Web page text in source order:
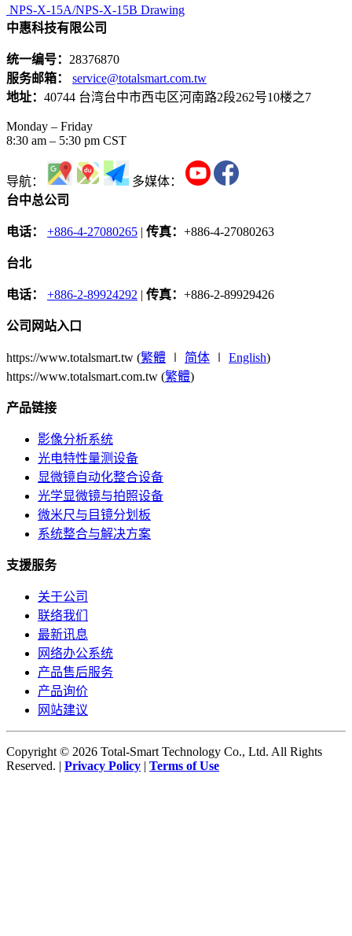
NPS-X-15A/NPS-X-15B Drawing
中惠科技有限公司
统一编号： 28376870
服务邮箱：
service@totalsmart.com.tw
地址： 40744 台湾台中市西屯区河南路2段262号10楼之7
Monday – Friday
8:30 am – 5:30 pm CST
导航：
多媒体：
台中总公司
电话： +886-4-27080265 | 传真： +886-4-27080263
台北
电话： +886-2-89924292 | 传真： +886-2-89929426
公司网站入口
https://www.totalsmart.tw (繁體 ∣ 简体 ∣ English)
https://www.totalsmart.com.tw (繁體)
产品链接
影像分析系统
光电特性量测设备
显微镜自动化整合设备
光学显微镜与拍照设备
微米尺与目镜分划板
系统整合与解决方案
支援服务
关于公司
联络我们
最新讯息
网络办公系统
产品售后服务
产品询价
网站建议
Copyright © 2026 Total-Smart Technology Co., Ltd. All Rights
Reserved. | Privacy Policy | Terms of Use